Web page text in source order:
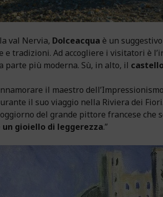
val Nervia, Dolceacqua è un
tradizioni. Ad accogliere i visitatori è
parte più moderna. Sù, in alto, il
il maestro
il suo viaggio nella Riviera dei
del grande pittore francese che
un gioiello di leggerezza.”